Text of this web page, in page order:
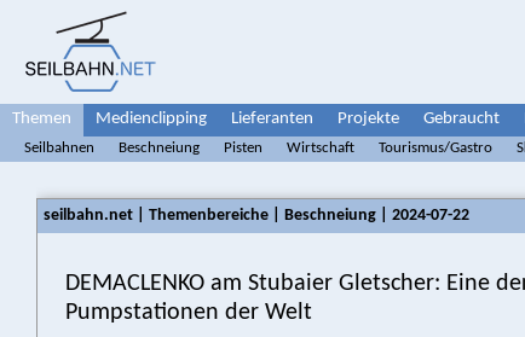
Themen Medienclipping Lieferanten Projekte Gebraucht
Seilbahnen Beschneiung Pisten Wirtschaft Tourismus/Gastro
seilbahn.net | Themenbereiche | Beschneiung | 2024-07-22
DEMACLENKO am Stubaier Gletscher: Eine
Pumpstationen der Welt